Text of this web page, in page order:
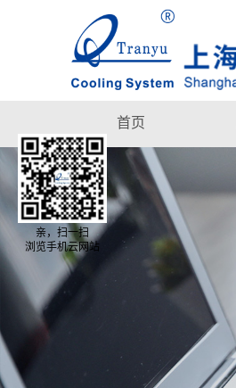
首页
亲，扫一扫
浏览手机云网站